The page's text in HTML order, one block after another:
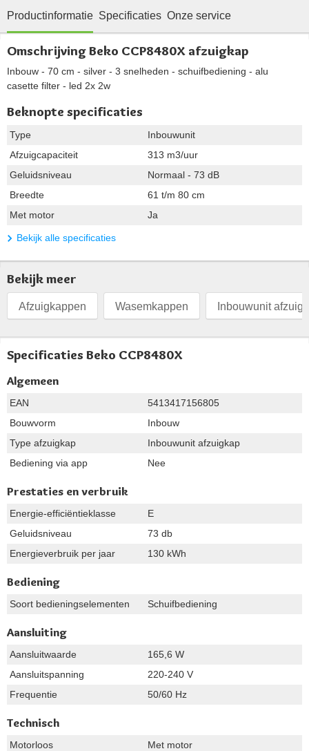
Productinformatie Specificaties Onze service
Omschrijving Beko CCP8480X afzuigkap
Inbouw - 70 cm - silver - 3 snelheden - schuifbediening - alu
casette filter - led 2x 2w
Beknopte specificaties
Type
Inbouwunit
Afzuigcapaciteit
313 m3/uur
Geluidsniveau
Normaal - 73 dB
Breedte
61 t/m 80 cm
Met motor
Ja
Bekijk alle specificaties
Bekijk meer
Afzuigkappen Wasemkappen Inbouwunit
Specificaties Beko CCP8480X
Algemeen
EAN
5413417156805
Bouwvorm
Inbouw
Type afzuigkap
Inbouwunit afzuigkap
Bediening via app
Nee
Prestaties en verbruik
Energie-efficiëntieklasse
E
Geluidsniveau
73 db
Energieverbruik per jaar
130 kWh
Bediening
Soort bedieningselementen Schuifbediening
Aansluiting
Aansluitwaarde
165,6 W
Aansluitspanning
220-240 V
Frequentie
50/60 Hz
Technisch
Motorloos Met motor